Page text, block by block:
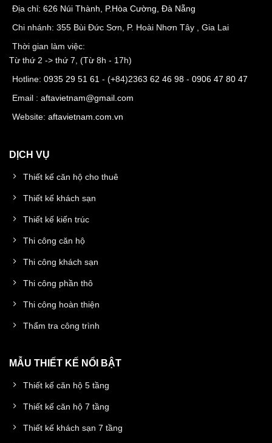
Địa chỉ: 626 Núi Thành, P.Hòa Cường, Đà Nẵng
Chi nhánh: 355 Bùi Đức Sơn, P. Hoài Nhơn Tây , Gia Lai
Thời gian làm việc:
Từ thứ 2 -> thứ 7, (Từ 8h - 17h)
Hotline: 0935 29 51 61 - (+84)2363 62 46 98 - 0906 47 80 47
Email : aftavietnam@gmail.com
Website: aftavietnam.com.vn
DỊCH VỤ
Thiết kế căn hộ cho thuê
Thiết kế khách sạn
Thiết kế kiến trúc
Thi công căn hộ
Thi công khách sạn
Thi công phần thô
Thi công hoàn thiện
Thẩm tra công trình
MẪU THIẾT KẾ NỔI BẬT
Thiết kế căn hộ 5 tầng
Thiết kế căn hộ 7 tầng
Thiết kế khách sạn 7 tầng